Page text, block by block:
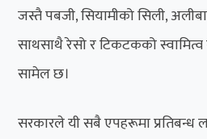
जस्तै पबजी, सियामीको सिली,
साथसाथै रेसो र टिकटकको
सामेल छ।
सरकारले यी सबै एपहरूमा